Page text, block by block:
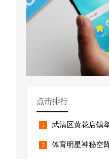
点击排行
武清区黄花店镇
体育明星神秘空